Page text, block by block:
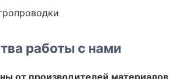
работы с нами
от производителей материалов